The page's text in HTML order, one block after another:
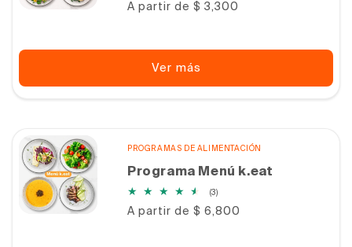
totales
Precio
A partir de $ 3,300
Ver más
PROGRAMAS DE ALIMENTACIÓN
Programa Menú k.eat
(3)3
totales
Precio
A partir de $ 6,800